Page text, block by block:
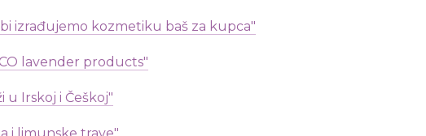
izrađujemo kozmetiku baš za kupca"
lavender products"
u Irskoj i Češkoj"